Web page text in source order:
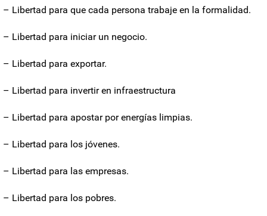
– Libertad para que cada persona trabaje en la formalidad.
– Libertad para iniciar un negocio.
– Libertad para exportar.
– Libertad para invertir en infraestructura
– Libertad para apostar por energías limpias.
– Libertad para los jóvenes.
– Libertad para las empresas.
– Libertad para los pobres.